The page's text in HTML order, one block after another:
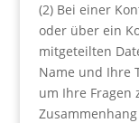
(2) Bei einer
oder über ein
mitgeteilten
Name und Ihre
um Ihre Fragen